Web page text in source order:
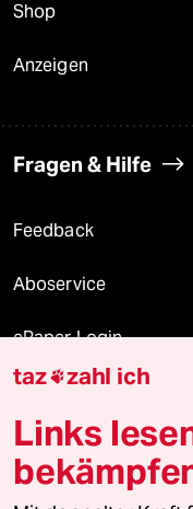
Shop
Anzeigen
Fragen & Hilfe
Feedback
Aboservice
ePaper Login
Downloads für
© 2026 taz Verlags
taz zahl ich
Links